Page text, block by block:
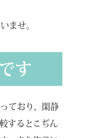
ませ。
す
ており、閑静
するとこぢん